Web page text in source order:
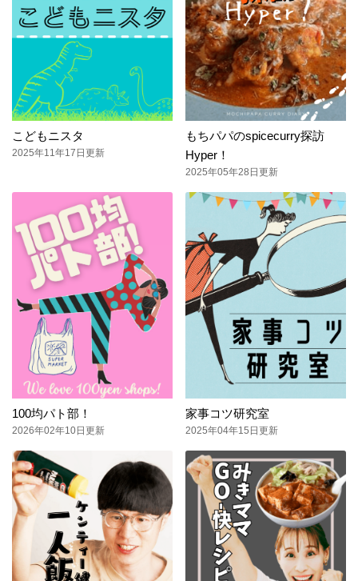
こどもニスタ
2025年11年17日更新
もちパパのspicecurry探訪
Hyper！
2025年05年28日更新
100均パト部！
2026年02年10日更新
家事コツ研究室
2025年04年15日更新